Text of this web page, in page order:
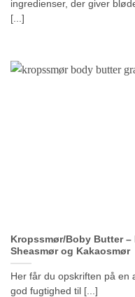
ingredienser, der giver
[...]
Kropssmør/Boby Butter
Sheasmør og Kakaosmør
Her får du opskriften på
god fugtighed til [...]